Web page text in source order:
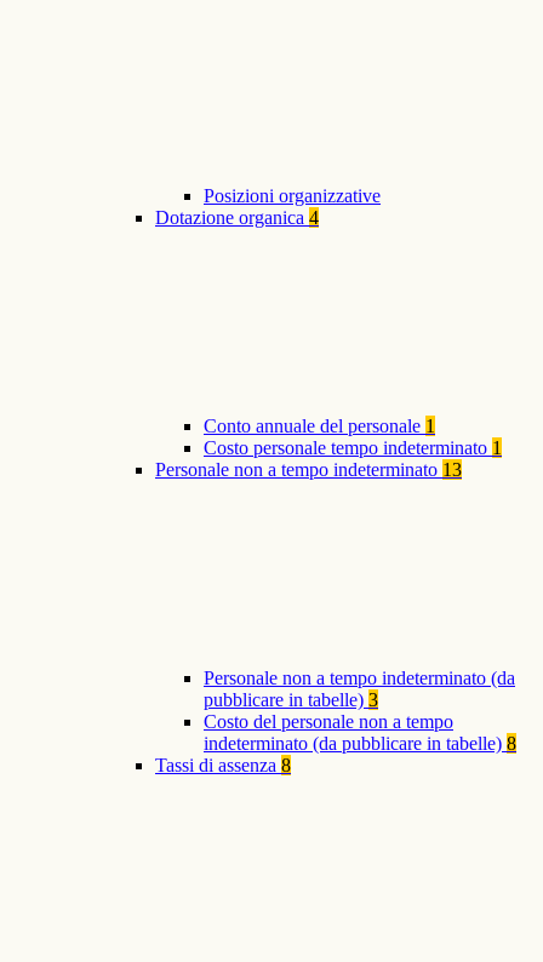
Posizioni organizzative
Dotazione organica 4
Conto annuale del personale 1
Costo personale tempo indeterminato 1
Personale non a tempo indeterminato 13
Personale non a tempo indeterminato (da
pubblicare in tabelle) 3
Costo del personale non a tempo
indeterminato (da pubblicare in tabelle) 8
Tassi di assenza 8